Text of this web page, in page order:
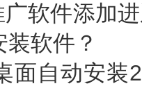
软件添加
软件？
自动安装